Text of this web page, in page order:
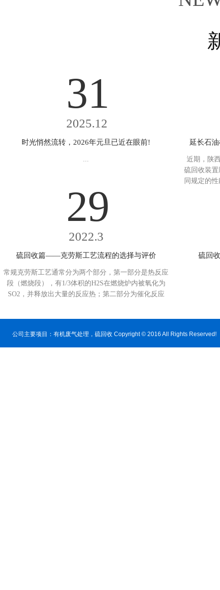
31
2025.12
时光悄然流转，2026年元旦已近在眼前!
...
延长石
近期，陕
硫回收装
同规定的
29
2022.3
硫回收篇——克劳斯工艺流程的选择与评价
常规克劳斯工艺通常分为两个部分，第一部分是热反应
段（燃烧段），有1/3体积的H2S在燃烧炉内被氧化为
SO2，并释放出大量的反应热；第二部分为催化反应
硫回
公司主要项目： 有机废气处理 ，硫回收 Copyright © 2016 All Rights